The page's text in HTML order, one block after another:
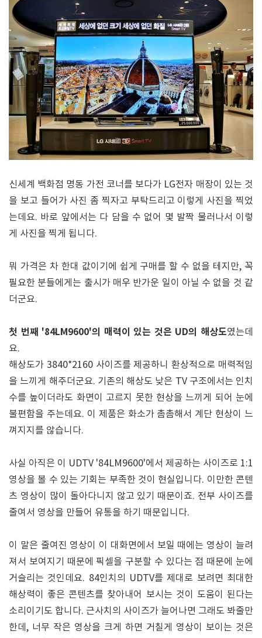
신세계 백화점 명동 가전 코너를 보다가 LG전자 매장이 있는 것
을 보고 들어가 사진 좀 찍자고 부탁드리고 이렇게 사진을 찍었
는데요. 바로 앞에서는 다 담을 수 없어 몇 발짝 물러나서 이렇
게 사진을 찍게 됩니다.
뭐 가격은 차 한대 값이기에 쉽게 구매를 할 수 없을 테지만, 꼭
필요한 분들에게는 출시가 매우 반가운 일이 아닐 수 없을 것 같
더군요.
첫 번째 '84LM9600'의 매력이 있는 것은 UD의 해상도였는데
요.
해상도가 3840*2160 사이즈를 제공하니 환상적으로 매력적임
을 느끼게 해주더군요. 기존의 해상도 낮은 TV 구조에서는 인치
수를 높이더라도 화면이 고르지 못한 현상을 느끼게 되어 눈에
불편함을 주는데요. 이 제품은 화소가 촘촘해서 계단 현상이 느
껴지지를 않습니다.
사실 아직은 이 UDTV '84LM9600'에서 제공하는 사이즈로 1:1
영상을 볼 수 있는 기회는 부족한 것이 현실입니다. 이만한 콘텐
츠 영상이 많이 돌아다니지 않고 있기 때문이죠. 전부 사이즈를
줄여서 영상을 만들어 유통을 하기 때문입니다.
이 말은 줄여진 영상이 이 대화면에서 보일 때에는 영상이 늘려
져서 보여지기 때문에 픽셀을 구분할 수 있다는 점 때문에 눈에
거슬리는 것인데요. 84인치의 UDTV를 제대로 보려면 최대한
해상력이 좋은 콘텐츠를 찾아내어 보시는 것이 도움이 된다는
소리이기도 합니다. 근사치의 사이즈가 늘어나면 그래도 봐줄만
한데, 너무 작은 영상을 크게 하면 거칠게 영상이 보이는 것은